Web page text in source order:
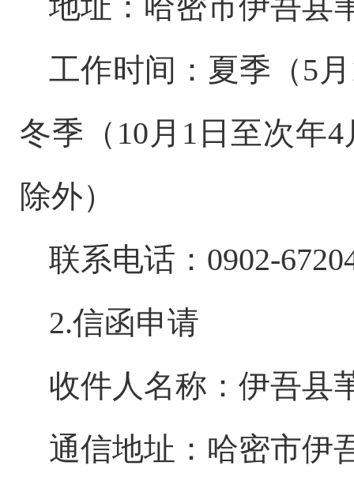
工作时间：夏季（5月
冬季（ 10月 1 日至次年4
除外）
联系电话： 0902-
2.信函申请
收件人名称：伊吾县
通信地址：哈密市伊